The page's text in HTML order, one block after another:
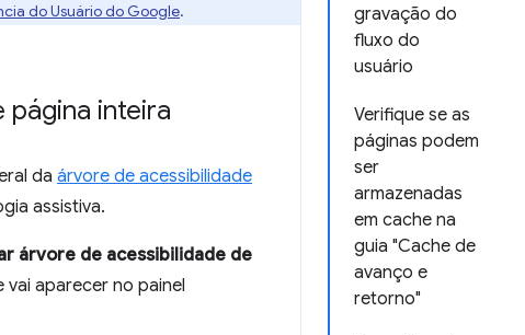
gravação do
fluxo do
usuário
Verifique se as
páginas podem
ser
armazenadas
em cache na
guia "Cache de
avanço e
retorno"
do Usuário do Google.
inteira
da árvore de acessibilidade
assistiva.
árvore de acessibilidade de
vai aparecer no painel